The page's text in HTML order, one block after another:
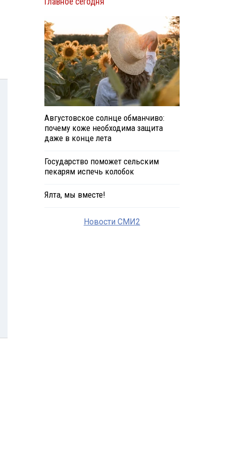
Августовское солнце обманчиво:
почему коже необходима защита
даже в конце лета
Государство поможет сельским
пекарям испечь колобок
Ялта, мы вместе!
Новости СМИ2